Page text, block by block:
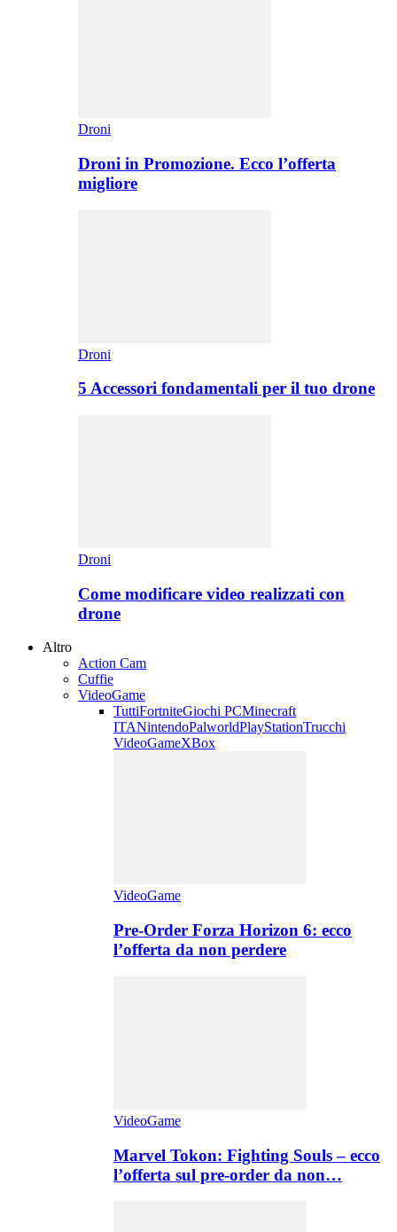
Droni
Droni in Promozione. Ecco l’offerta
migliore
Droni
5 Accessori fondamentali per il tuo drone
Droni
Come modificare video realizzati con
drone
Altro
Action Cam
Cuffie
VideoGame
TuttiFortniteGiochi PCMinecraft
ITANintendoPalworldPlayStationTrucchi
VideoGameXBox
VideoGame
Pre-Order Forza Horizon 6: ecco
l’offerta da non perdere
VideoGame
Marvel Tokon: Fighting Souls – ecco
l’offerta sul pre-order da non…